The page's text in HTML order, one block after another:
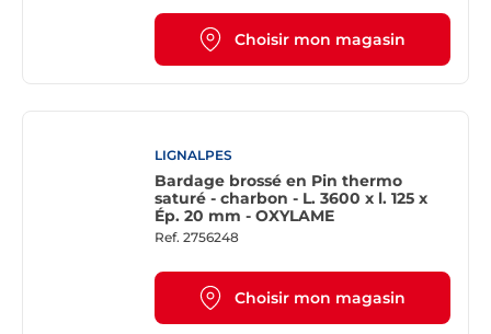
Choisir mon magasin
LIGNALPES
Bardage brossé en Pin thermo
saturé - charbon - L. 3600 x l. 125 x
Ép. 20 mm - OXYLAME
Ref. 2756248
Choisir mon magasin